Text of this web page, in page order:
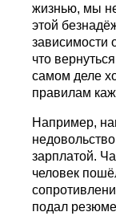
жизнью, мы
этой
зависимости
что
самом деле
правилам
Например,
зарплатой.
человек
подал резюме